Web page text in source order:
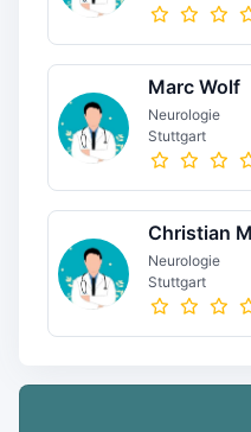
Marc Wolf
Neurologie
Stuttgart
Christian
Neurologie
Stuttgart